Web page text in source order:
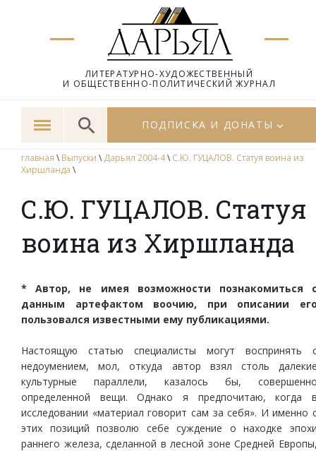
ЛИТЕРАТУРНО-ХУДОЖЕСТВЕННЫЙ
И ОБЩЕСТВЕННО-ПОЛИТИЧЕСКИЙ ЖУРНАЛ
ПОДПИСКА И ДОНАТЫ
главная \ Выпуски \ Дарьял 2004-4\ С.Ю. ГУЦАЛОВ. Статуя воина из
Хиршланда \
С.Ю. ГУЦАЛОВ. Статуя
воина из Хиршланда
* Автор, не имея возможности познакомиться
данным артефактом воочию, при описании
пользовался известными ему публикациями.
Настоящую статью специалисты могут воспринять
недоумением, мол, откуда автор взял столь
культурные параллели, казалось бы,
определенной вещи. Однако я предпочитаю, когда
исследовании «материал говорит сам за себя». И именно
этих позиций позволю себе суждение о находке
раннего железа, сделанной в лесной зоне Средней